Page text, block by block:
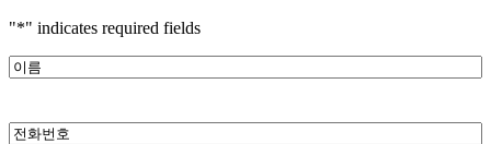
"*" indicates required fields
이
전